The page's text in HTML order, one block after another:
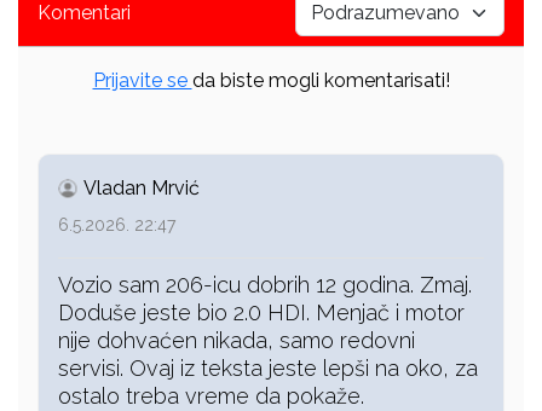
Komentari
Prijavite se da biste mogli komentarisati!
Vladan Mrvić
6.5.2026. 22:47
Vozio sam 206-icu dobrih 12 godina. Zmaj.
Doduše jeste bio 2.0 HDI. Menjač i motor
nije dohvaćen nikada, samo redovni
servisi. Ovaj iz teksta jeste lepši na oko, za
ostalo treba vreme da pokaže.